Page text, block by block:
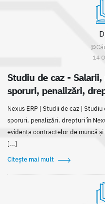
14
Studiu de caz -
sporuri, penalizări,
Nexus ERP | Studii de caz |
sporuri, penalizări, drepturi în
evidența contractelor de muncă
[...]
Citește mai mult